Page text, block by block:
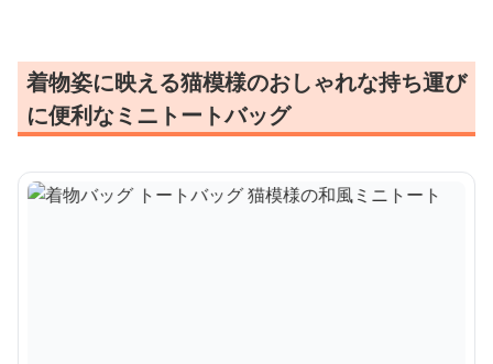
着物姿に映える猫模様のおしゃれな持ち運び
に便利なミニトートバッグ